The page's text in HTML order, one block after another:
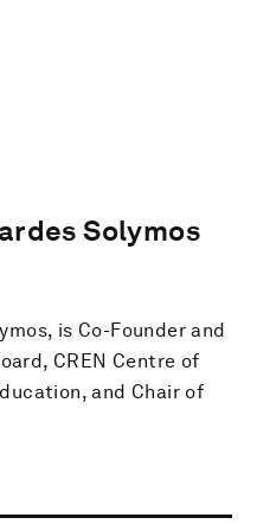
Solymos
is Co-Founder and
CREN Centre of
and Chair of